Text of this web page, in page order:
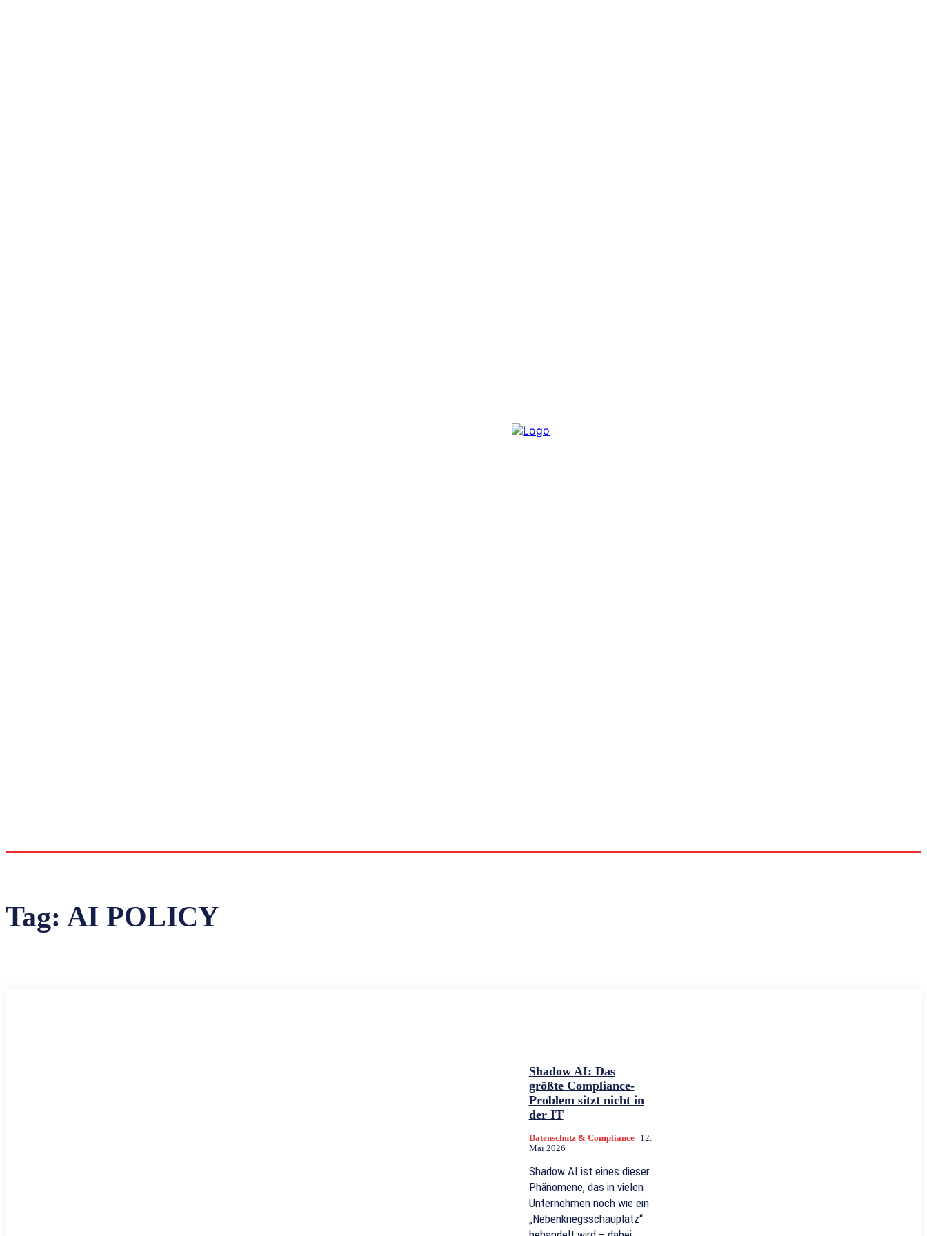
Tag: AI POLICY
Shadow AI: Das
größte Compliance-
Problem sitzt nicht in
der IT
Datenschutz & Compliance
12.
Mai 2026
Shadow AI ist eines dieser
Phänomene, das in vielen
Unternehmen noch wie ein
„Nebenkriegsschauplatz“